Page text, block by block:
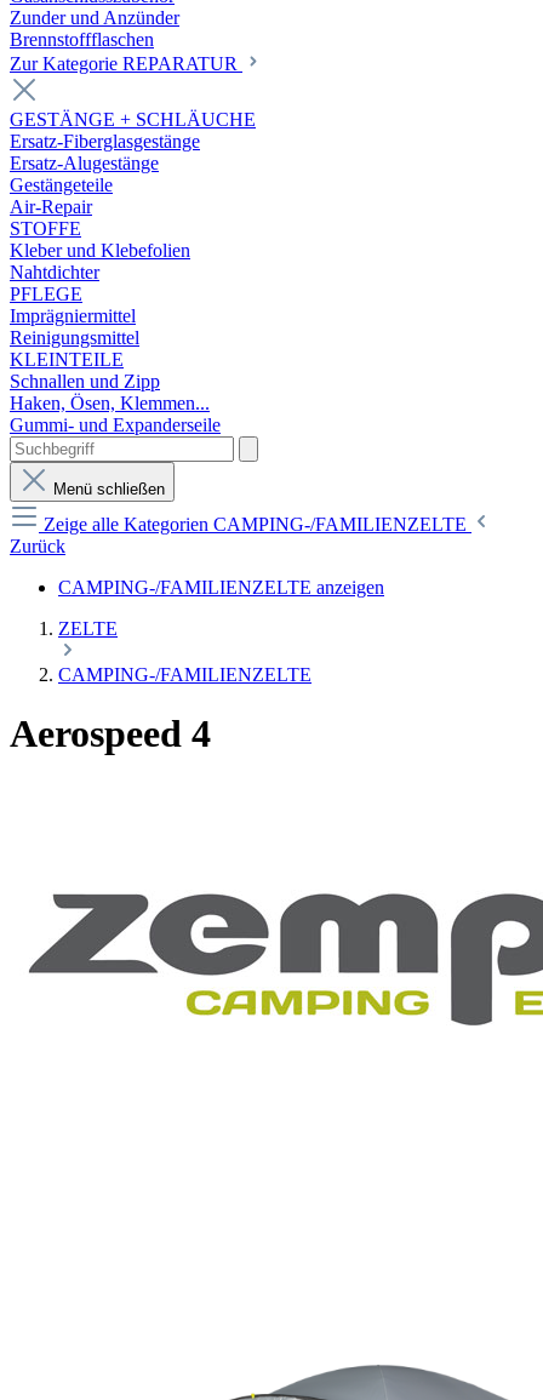
Zunder und Anzünder
Brennstoffflaschen
Zur Kategorie REPARATUR
GESTÄNGE + SCHLÄUCHE
Ersatz-Fiberglasgestänge
Ersatz-Alugestänge
Gestängeteile
Air-Repair
STOFFE
Kleber und Klebefolien
Nahtdichter
PFLEGE
Imprägniermittel
Reinigungsmittel
KLEINTEILE
Schnallen und Zipp
Haken, Ösen, Klemmen...
Gummi- und Expanderseile
Menü schließen
Zeige alle Kategorien CAMPING-/FAMILIENZELTE
Zurück
CAMPING-/FAMILIENZELTE anzeigen
ZELTE
CAMPING-/FAMILIENZELTE
Aerospeed 4